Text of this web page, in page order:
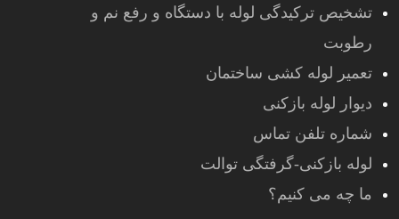
تشخیص ترکیدگی لوله با دستگاه و رفع نم و
رطوبت
تعمیر لوله کشی ساختمان
دیوار لوله بازکنی
شماره تلفن تماس
لوله بازکنی-گرفتگی توالت
ما چه می کنیم؟